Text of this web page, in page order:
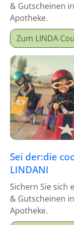
& Gutscheinen
Apotheke.
Zum LINDA
Sei der:die
LINDANI
Sichern Sie sich
& Gutscheinen
Apotheke.